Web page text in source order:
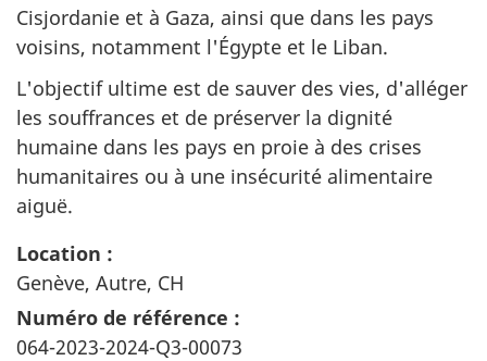
Cisjordanie et à Gaza, ainsi que dans les pays
voisins, notamment l'Égypte et le Liban.
L'objectif ultime est de sauver des vies, d'alléger
les souffrances et de préserver la dignité
humaine dans les pays en proie à des crises
humanitaires ou à une insécurité alimentaire
aiguë.
Location :
Genève, Autre, CH
Numéro de référence :
064-2023-2024-Q3-00073